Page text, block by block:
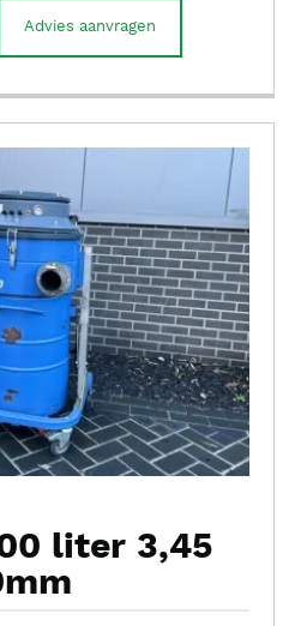
Advies aanvragen
liter 3,45